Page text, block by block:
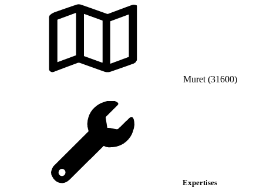
Muret (31600)
Expertises